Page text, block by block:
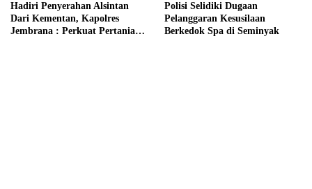
Hadiri Penyerahan Alsintan
Dari Kementan, Kapolres
Jembrana : Perkuat Pertanian
Polisi Selidiki Dugaan
Pelanggaran Kesusilaan
Berkedok Spa di Seminyak